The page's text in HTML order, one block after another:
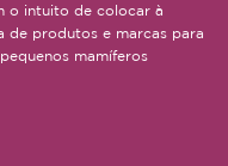
o intuito de colocar à
de produtos e marcas para
mamíferos